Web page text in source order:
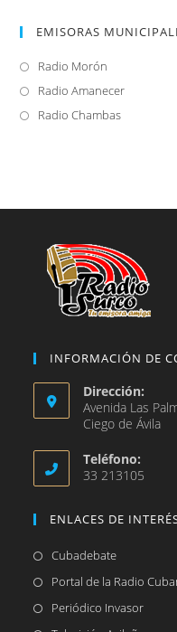
EMISORAS
Radio Morón
abre
en
Radio AmanecerSe
Radio ChambasSe
nueva
INFORMACIÓN DE
Dirección:
Avenida Las
Ciego de Ávila
Teléfono:
33 213105
ENLACES DE
CubadebateSe
abre
Portal de la Radio
Periódico InvasorSe